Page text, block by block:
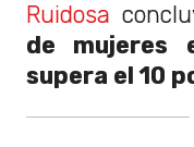
Ruidosa
de mujeres
supera el 10